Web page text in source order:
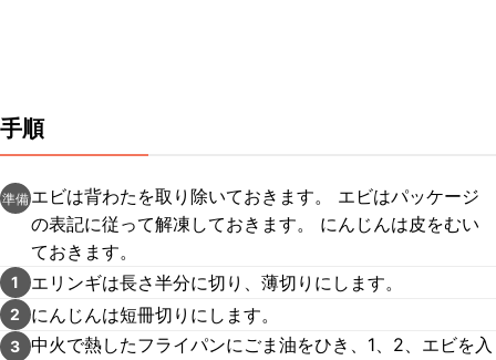
手順
準備 エビは背わたを取り除いておきます。 エビはパッケージ
の表記に従って解凍しておきます。 にんじんは皮をむい
ておきます。
1 エリンギは長さ半分に切り、薄切りにします。
2 にんじんは短冊切りにします。
3 中火で熱したフライパンにごま油をひき、1、2、エビを入